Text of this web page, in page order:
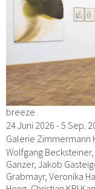
breeze
24 Juni 2026 - 5 Sep.
Galerie Zimmermann
Wolfgang
Ganzer, Jakob
Grabmayr, Veronika